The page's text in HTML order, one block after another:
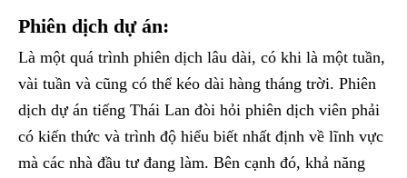
Phiên dịch dự án:
Là một quá trình phiên dịch lâu dài, có khi là một tuần,
vài tuần và cũng có thể kéo dài hàng tháng trời. Phiên
dịch dự án tiếng Thái Lan đòi hỏi phiên dịch viên phải
có kiến thức và trình độ hiểu biết nhất định về lĩnh vực
mà các nhà đầu tư đang làm. Bên cạnh đó, khả năng